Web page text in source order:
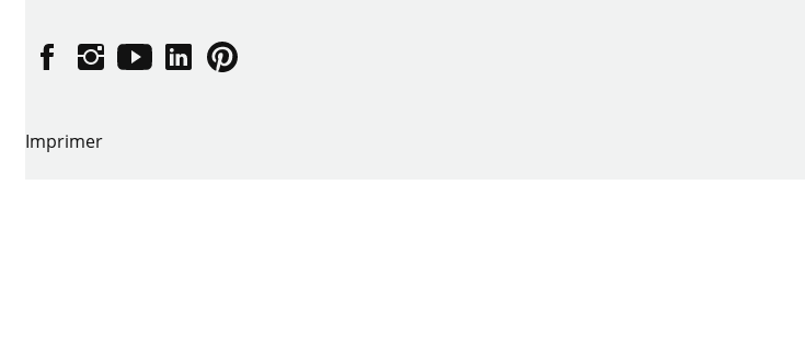
FacebookInstagram
YouTubelinkedinPinterest
Imprimer